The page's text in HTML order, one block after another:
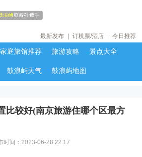
最新发布 订机票/酒店 今日推荐
家庭旅馆推荐 旅游攻略 景点大全
鼓浪屿天气 鼓浪屿地图
比较好(南京旅游住哪个区最方
时间：2023-06-28 22:17